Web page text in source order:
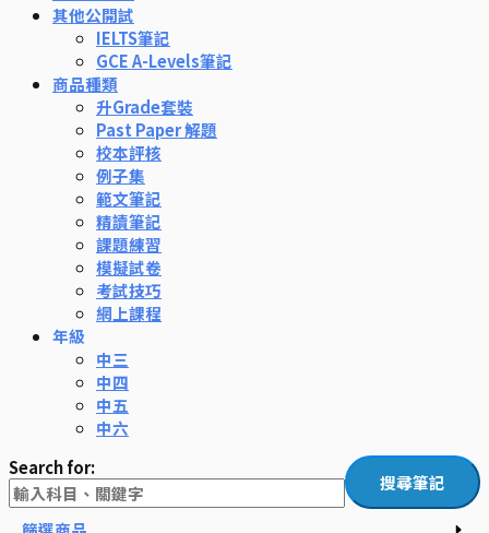
其他公開試
IELTS筆記
GCE A-Levels筆記
商品種類
升Grade套裝
Past Paper 解題
校本評核
例子集
範文筆記
精讀筆記
課題練習
模擬試卷
考試技巧
網上課程
年級
中三
中四
中五
中六
Search for: